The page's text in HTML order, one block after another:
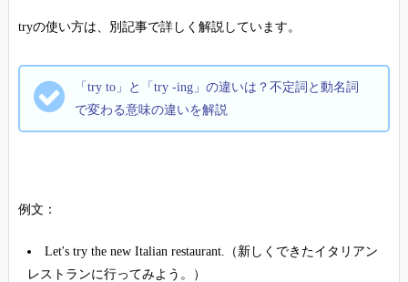
tryの使い方は、別記事で詳しく解説しています。
「try to」と「try -ing」の違いは？不定詞と動名詞
で変わる意味の違いを解説
例文：
Let's try the new Italian restaurant.（新しくできたイタリアン
レストランに行ってみよう。）